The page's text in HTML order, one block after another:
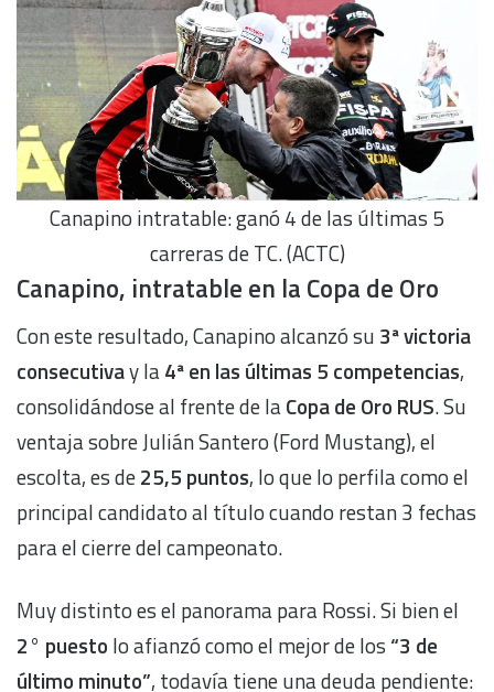
Canapino intratable: ganó 4 de las últimas 5
carreras de TC. (ACTC)
Canapino, intratable en la Copa de Oro
Con este resultado, Canapino alcanzó su 3ª victoria
consecutivay la4ª en las últimas 5 competencias,
consolidándose al frente de laCopa de Oro RUS. Su
ventaja sobre Julián Santero (Ford Mustang), el
escolta, es de25,5 puntos, lo que lo perfila como el
principal candidato al título cuando restan 3 fechas
para el cierre del campeonato.
Muy distinto es el panorama para Rossi. Si bien el
2° puesto lo afianzó como el mejor de los “3 de
último minuto”, todavía tiene una deuda pendiente: